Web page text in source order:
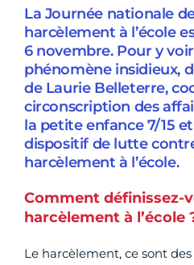
La Journée nationale
harcèlement à l’école
6 novembre. Pour y
phénomène insidieux,
de Laurie Belleterre,
circonscription des
la petite enfance 7/15
dispositif de lutte
harcèlement à l’école.
Comment définissez-
harcèlement à l’école
Le harcèlement, ce sont